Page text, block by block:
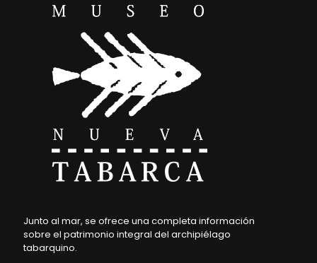
Junto al mar, se ofrece una completa información
sobre el patrimonio integral del archipiélago
tabarquino.